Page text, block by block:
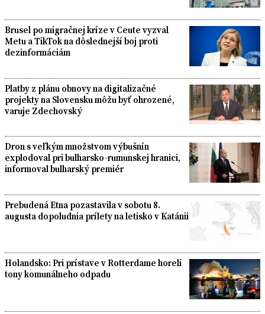
Brusel po migračnej kríze v Ceute vyzval
Metu a TikTok na dôslednejší boj proti
dezinformáciám
Platby z plánu obnovy na digitalizačné
projekty na Slovensku môžu byť ohrozené,
varuje Zdechovský
Dron s veľkým množstvom výbušnín
explodoval pri bulharsko-rumunskej hranici,
informoval bulharský premiér
Prebudená Etna pozastavila v sobotu 8.
augusta dopoludnia prílety na letisko v Katánii
Holandsko: Pri prístave v Rotterdame horeli
tony komunálneho odpadu